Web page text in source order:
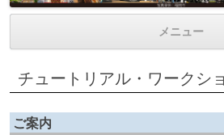
メニュー
コンテ
チュートリアル・ワークシ
ご案内